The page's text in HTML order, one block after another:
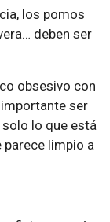
los pomos
deben ser
obsesivo con
ser
lo que está
limpio a